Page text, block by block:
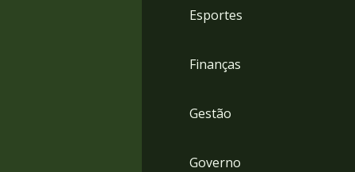
Esportes
Finanças
Gestão
Governo